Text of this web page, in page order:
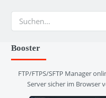
Booster
FTP/FTPS/SFTP Manager
Server sicher im Browser